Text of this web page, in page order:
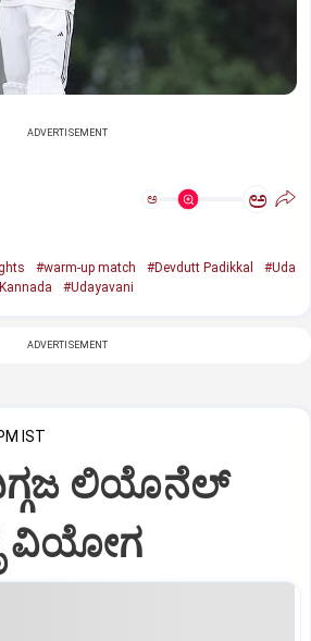
ADVERTISEMENT
ಅ ಅ
#warm-up match #Devdutt Padikkal
#Uda
#Udayavani
ADVERTISEMENT
IST
ಲಿಯೊನೆಲ್‌
ವಿಯೋಗ